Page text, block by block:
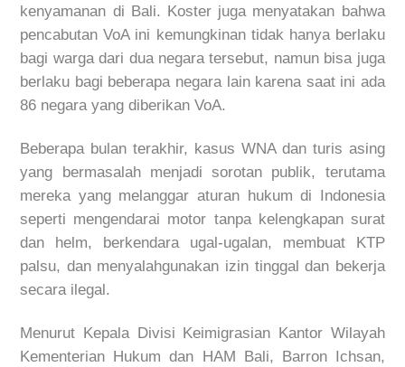
kenyamanan di Bali. Koster juga menyatakan bahwa
pencabutan VoA ini kemungkinan tidak hanya berlaku
bagi warga dari dua negara tersebut, namun bisa juga
berlaku bagi beberapa negara lain karena saat ini ada
86 negara yang diberikan VoA.
Beberapa bulan terakhir, kasus WNA dan turis asing
yang bermasalah menjadi sorotan publik, terutama
mereka yang melanggar aturan hukum di Indonesia
seperti mengendarai motor tanpa kelengkapan surat
dan helm, berkendara ugal-ugalan, membuat KTP
palsu, dan menyalahgunakan izin tinggal dan bekerja
secara ilegal.
Menurut Kepala Divisi Keimigrasian Kantor Wilayah
Kementerian Hukum dan HAM Bali, Barron Ichsan,